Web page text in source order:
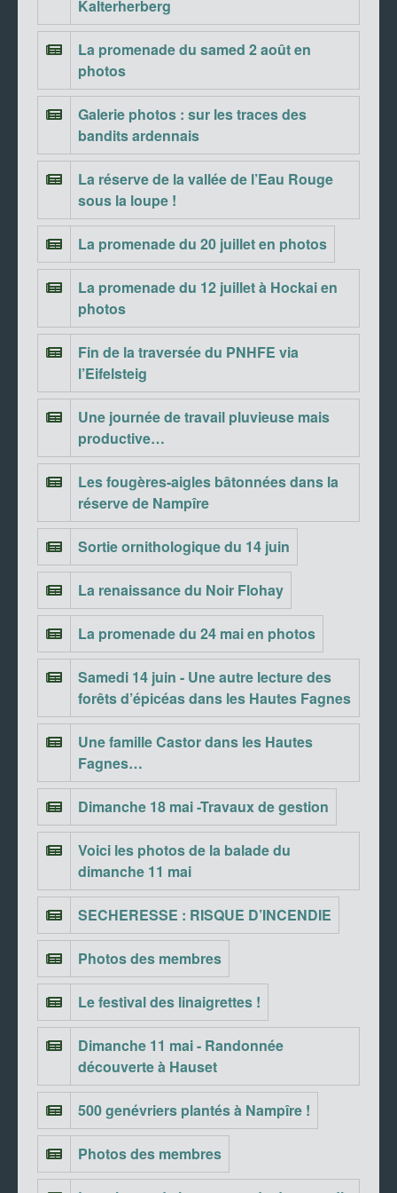
Kalterherberg
La promenade du samed 2 août en
photos
Galerie photos : sur les traces des
bandits ardennais
La réserve de la vallée de l’Eau Rouge
sous la loupe !
La promenade du 20 juillet en photos
La promenade du 12 juillet à Hockai en
photos
Fin de la traversée du PNHFE via
l’Eifelsteig
Une journée de travail pluvieuse mais
productive…
Les fougères-aigles bâtonnées dans la
réserve de Nampîre
Sortie ornithologique du 14 juin
La renaissance du Noir Flohay
La promenade du 24 mai en photos
Samedi 14 juin - Une autre lecture des
forêts d’épicéas dans les Hautes Fagnes
Une famille Castor dans les Hautes
Fagnes…
Dimanche 18 mai -Travaux de gestion
Voici les photos de la balade du
dimanche 11 mai
SECHERESSE : RISQUE D’INCENDIE
Photos des membres
Le festival des linaigrettes !
Dimanche 11 mai - Randonnée
découverte à Hauset
500 genévriers plantés à Nampîre !
Photos des membres